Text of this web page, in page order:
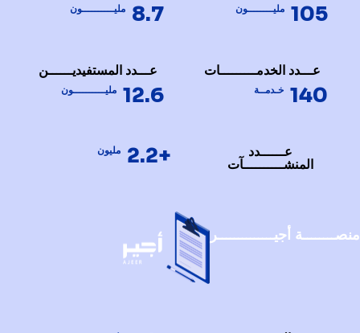
105 مليــــــــون 8.7 مليــــــــــون
عـــدد الخدمـــــــــات
140 خـدمــة
عـــدد المستفيديــــــن
12.6 مليــــــــــون
عــــــدد
المنشــــــــــآت
+2.2 مليون
منصــــــــة أجيــــــــــــــر